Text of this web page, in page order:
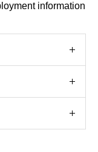
information